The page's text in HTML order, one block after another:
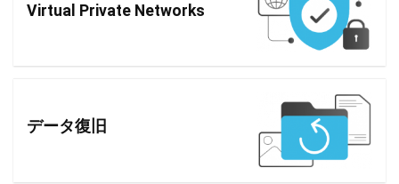
Virtual Private Networks
データ復旧